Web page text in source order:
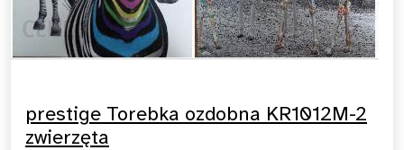
prestige Torebka ozdobna KR1012M-2
zwierzęta